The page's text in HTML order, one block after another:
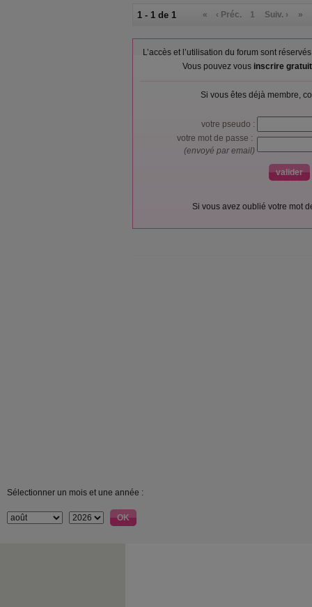
1 - 1 de 1 « ‹ Préc. 1 Suiv. › »
L’accès et l’utilisation du forum sont
Vous pouvez vous inscrire
Si vous êtes déjà membre,
votre pseudo :
votre mot de passe :
(envoyé par email)
Si vous avez oublié votre mot
Sélectionner un mois et une année :